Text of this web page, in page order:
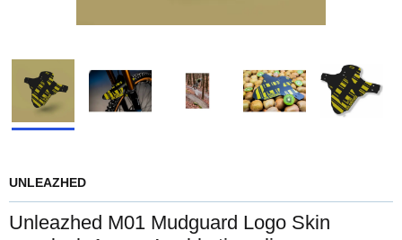
UNLEAZHED
Unleazhed M01 Mudguard Logo Skin